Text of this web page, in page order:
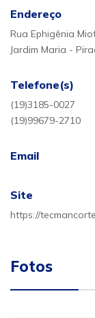
Endereço
Rua Ephigênia
Jardim Maria -
Telefone(s)
(19)3185-0027
(19)99679-2710
Email
Site
https://
Fotos